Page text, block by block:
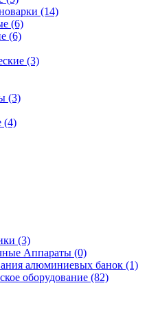
(14)
(6)
(6)
(3)
(3)
(4)
(3)
Аппараты (0)
алюминиевых банок (1)
оборудование (82)